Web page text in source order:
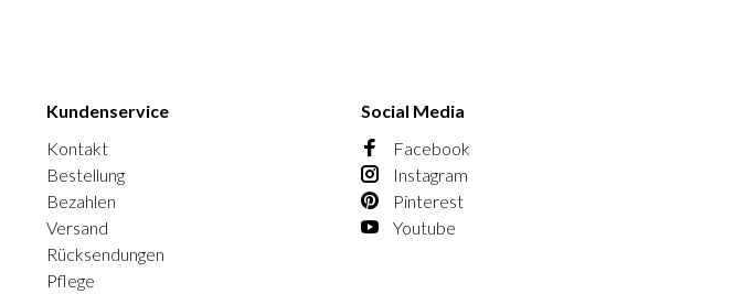
Kundenservice
Kontakt
Bestellung
Bezahlen
Versand
Rücksendungen
Pflege
Social Media
Facebook
Instagram
Pinterest
Youtube